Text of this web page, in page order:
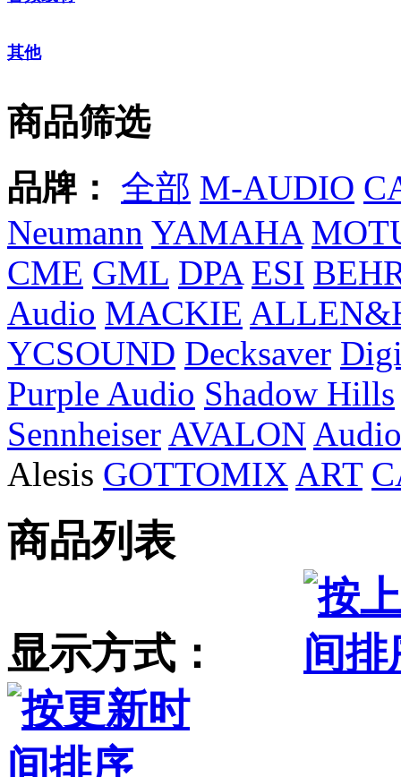
其他
商品筛选
品牌： 全部 M-AUDIO
Neumann YAMAHA
CME GML DPA ESI
Audio MACKIE
YCSOUND Decksaver
Purple Audio Shadow Hills
Sennheiser AVALON
Alesis GOTTOMIX ART
商品列表
显示方式：